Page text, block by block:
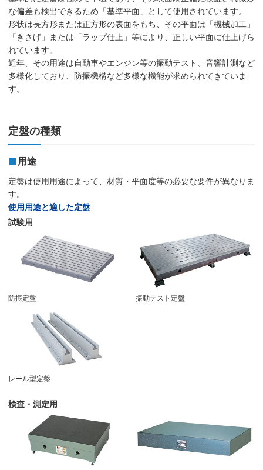
な偏差も検出できるため「基準平面」として使用されています。
形状は長方形または正方形の表面をもち、その平面は「機械加工」
「きさげ」または「ラップ仕上」等により、正しい平面に仕上げら
れています。
近年、その用途は自動車やエンジン等の振動テスト、音響計測など
多様化しており、防振機構など多様な機能が求められてきていま
す。
定盤の種類
用途
定盤は使用用途によって、材質・平面度等の必要な要件が異なりま
す。
使用用途と適した定盤
試験用
防振定盤 振動テスト定盤
レール型定盤
検査・測定用